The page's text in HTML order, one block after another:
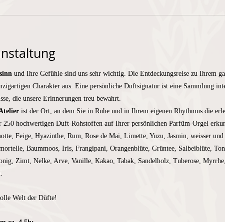
und Ihre Gefühle sind uns sehr wichtig. Die Entdeckungsreise zu Ihrem
Charakter aus. Eine persönliche Duftsignatur ist eine Sammlung
die unsere Erinnerungen treu bewahrt.
ist der Ort, an dem Sie in Ruhe und in Ihrem eigenen Rhythmus die
250 hochwertigen Duft-Rohstoffen auf Ihrer persönlichen Parfüm-Orgel
Feige, Hyazinthe, Rum, Rose de Mai, Limette, Yuzu, Jasmin, weisser
Baummoos, Iris, Frangipani, Orangenblüte, Grüntee, Salbeiblüte,
Zimt, Nelke, Arve, Vanille, Kakao, Tabak, Sandelholz, Tuberose,
Welt der Düfte!